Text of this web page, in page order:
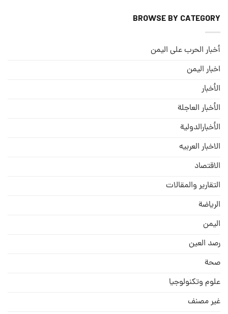
BROWSE BY CATEGORY
أخبار الحرب على اليمن
اخبار اليمن
الأخبار
الأخبار العاجلة
الأخبارالدولية
الاخبار العربيه
الاقتصاد
التقارير والمقالات
الریاضة
الیمن
رصد العین
صحة
علوم وتكنولوجيا
غير مصنف